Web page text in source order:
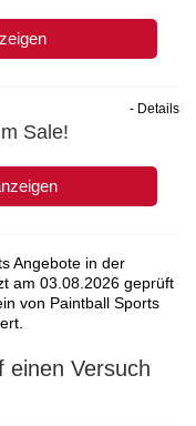
Sale!
- Details
Angebote in der
am 03.08.2026 geprüft
von Paintball Sports
einen Versuch